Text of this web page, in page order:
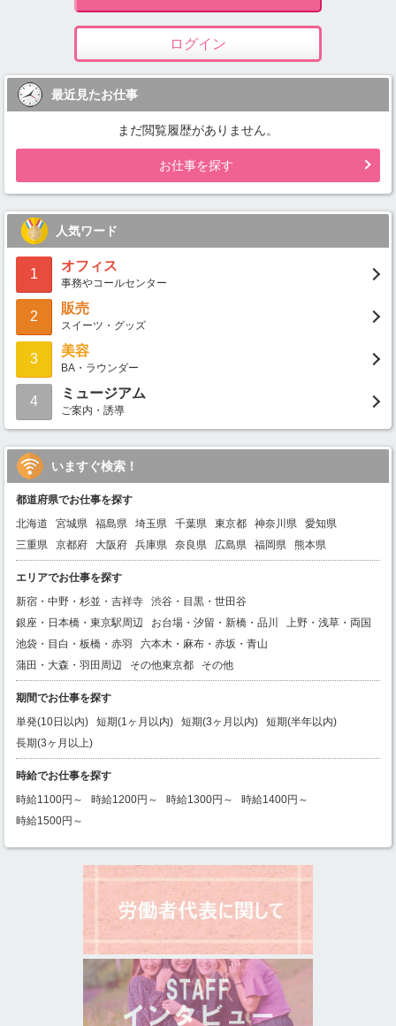
ログイン
最近見たお仕事
まだ閲覧履歴がありません。
お仕事を探す
人気ワード
1
オフィス
事務やコールセンター
2
販売
スイーツ・グッズ
3
美容
BA・ラウンダー
4
ミュージアム
ご案内・誘導
いますぐ検索！
都道府県でお仕事を探す
北海道
宮城県 福島県 埼玉県 千葉県 東京都 神奈川県
愛知県
三重県
京都府 大阪府 兵庫県 奈良県 広島県 福岡県 熊本県
エリアでお仕事を探す
新宿・中野・杉並・吉祥寺
渋谷・目黒・世田谷
銀座・日本橋・東京駅周辺
お台場・汐留・新橋・品川
上野・浅草・両国
池袋・目白・板橋・赤羽
六本木・麻布・赤坂・青山
蒲田・大森・羽田周辺
その他東京都 その他
期間でお仕事を探す
単発(10日以内)
短期(1ヶ月以内) 短期(3ヶ月以内)
短期(半年以内)
長期(3ヶ月以上)
時給でお仕事を探す
時給1100円～
時給1200円～ 時給1300円～
時給1400円～
時給1500円～